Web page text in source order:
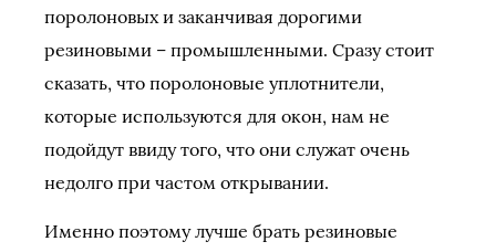
поролоновых и заканчивая дорогими
резиновыми – промышленными. Сразу стоит
сказать, что поролоновые уплотнители,
которые используются для окон, нам не
подойдут ввиду того, что они служат очень
недолго при частом открывании.
Именно поэтому лучше брать резиновые